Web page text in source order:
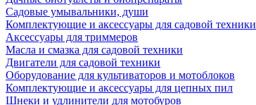
Садовые умывальники, души
Комплектующие и аксессуары для садовой техники
Аксессуары для триммеров
Масла и смазка для садовой техники
Двигатели для садовой техники
Оборудование для культиваторов и мотоблоков
Комплектующие и аксессуары для цепных пил
Шнеки и удлинители для мотобуров